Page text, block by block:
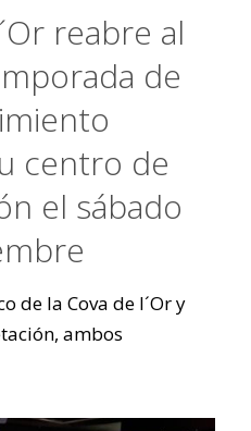
reabre al
de
centro de
el sábado
de la Cova de l´Or y
ambos